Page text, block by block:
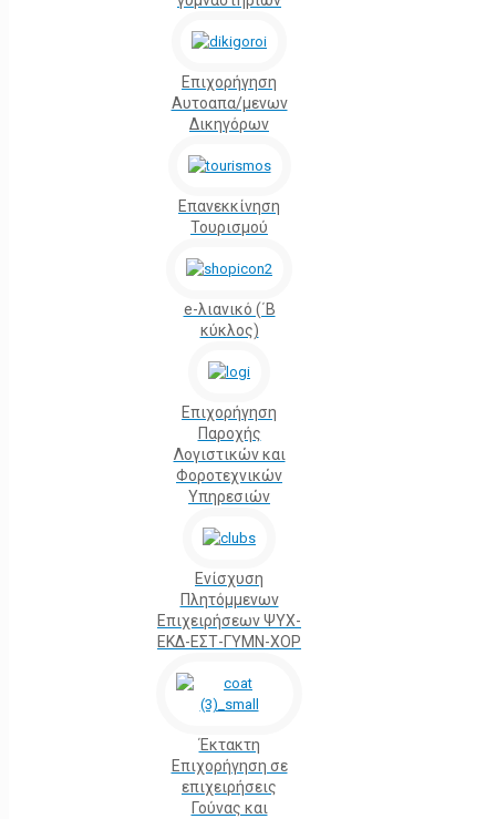
Επιχορήγηση
Αυτοαπα/μενων
Δικηγόρων
Επανεκκίνηση
Τουρισμού
e-λιανικό (΄Β
κύκλος)
Επιχορήγηση
Παροχής
Λογιστικών και
Φοροτεχνικών
Υπηρεσιών
Ενίσχυση
Πλητόμμενων
Επιχειρήσεων ΨΥΧ-
ΕΚΔ-ΕΣΤ-ΓΥΜΝ-ΧΟΡ
Έκτακτη
Επιχορήγηση σε
επιχειρήσεις
Γούνας και